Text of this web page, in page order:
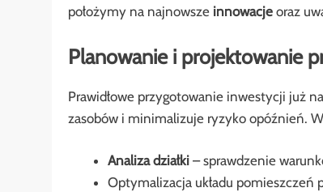
położymy na najnowsze innowacje oraz
Planowanie i projektowanie
Prawidłowe przygotowanie inwestycji już
zasobów i minimalizuje ryzyko opóźnień.
Analiza działki– sprawdzenie
Optymalizacja układu pomieszczeń